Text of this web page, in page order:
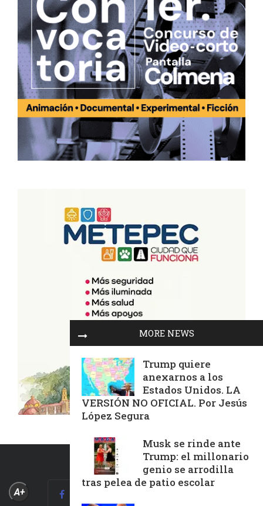
MORE NEWS
Trump quiere
anexarnos a los
Estados Unidos. LA
VERSIÓN NO OFICIAL. Por Jesús
López Segura
Musk se rinde ante
Trump: el millonario
genio se arrodilla
tras pelea de patio escolar
A+